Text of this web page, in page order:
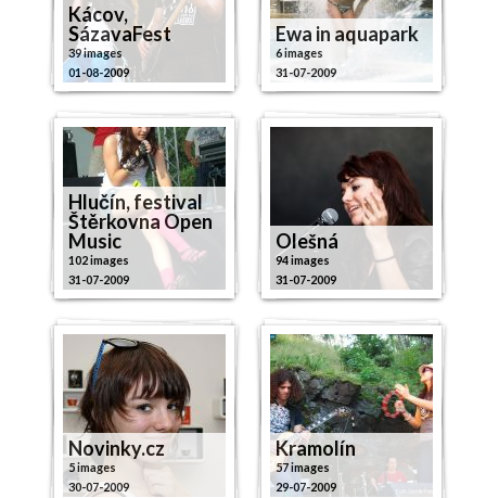
Kácov,
SázavaFest
39 images
01-08-2009
Ewa in aquapark
6 images
31-07-2009
Hlučín, festival
Štěrkovna Open
Music
102 images
31-07-2009
Olešná
94 images
31-07-2009
Novinky.cz
5 images
30-07-2009
Kramolín
57 images
29-07-2009